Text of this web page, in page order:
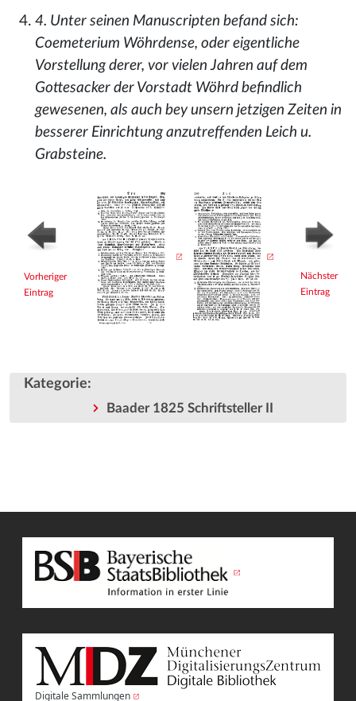
4. Unter seinen Manuscripten befand sich:
Coemeterium Wöhrdense, oder eigentliche
Vorstellung derer, vor vielen Jahren auf dem
Gottesacker der Vorstadt Wöhrd befindlich
gewesenen, als auch bey unsern jetzigen Zeiten in
besserer Einrichtung anzutreffenden Leich u.
Grabsteine.
Vorheriger
Eintrag
Nächster
Eintrag
Kategorie:
Baader 1825 Schriftsteller II
Digitale Sammlungen